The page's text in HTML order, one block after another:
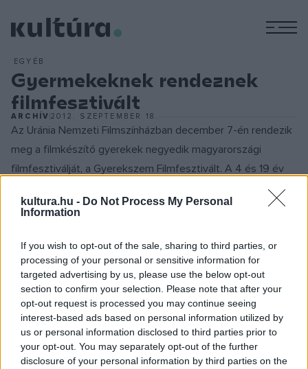
kultura.hu - Do Not Process My Personal
Information
If you wish to opt-out of the sale, sharing to third parties, or
processing of your personal or sensitive information for
targeted advertising by us, please use the below opt-out
section to confirm your selection. Please note that after your
opt-out request is processed you may continue seeing
interest-based ads based on personal information utilized by
us or personal information disclosed to third parties prior to
your opt-out. You may separately opt-out of the further
disclosure of your personal information by third parties on the
EGYÉB
Gyermekeknek rendeznek
filmfesztivált
ARCHÍV2012. SZEPTEMBER 18.
Az Uránia Nemzeti Filmszínházban december 7-én rendezik
meg a filmkészítő gyerekek negyedik magyarországi
filmfesztiválját, a Gyerekszem Filmfesztivált. A 4 és 19 év
dokumentumfilmmel, zenés videoklippel és kísérleti filmmel
fesztiválra, melyre a határon túli magyar gyerekek és
fiatalok munkáit is várják. Emellett az eseményre
Magyarországon és más országokban élő külföldi gyerekek
is jelentkezhetnek, de az általuk beküldött filmeket magyar
vagy angol felirattal fogadják csak el. A szervezők minden
létező képrögzítő eszközzel felvett filmet várnak, melyet
DVD-n kell eljuttatniuk a versenyzőknek. További